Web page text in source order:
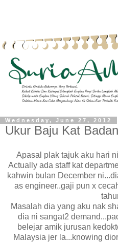
Wednesday, June 27, 2012
Ukur Baju Kat
Apasal plak tajuk aku hari
Actually ada staff kat
kahwin bulan December
as engineer..gaji pun x
Masalah dia yang aku nak
dia ni sangat2
belejar amik jurusan
Malaysia jer la...knowing